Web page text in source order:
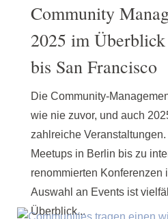
Community
2025 im
bis San Francisco
Die Community-
wie nie zuvor, und auch
zahlreiche
Meetups in Berlin bis zu
renommierten Konferenzen
Auswahl an Events ist
Überblick...